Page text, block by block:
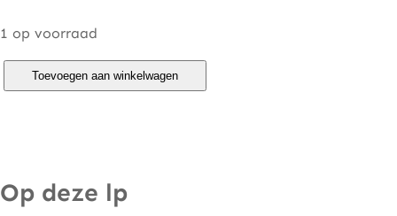
1 op voorraad
J
Toevoegen aan winkelwagen
Op deze lp